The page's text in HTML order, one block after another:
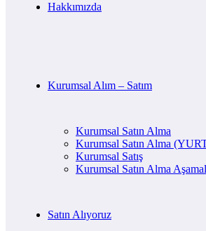
Hakkımızda
Kurumsal Alım – Satım
Kurumsal Satın Alma
Kurumsal Satın Alma
Kurumsal Satış
Kurumsal Satın Alma
Satın Alıyoruz